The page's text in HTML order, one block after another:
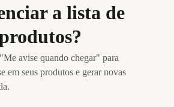
a lista de
avise quando chegar" para
em seus produtos e gerar novas